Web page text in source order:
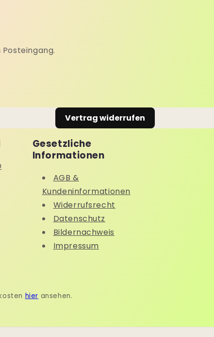
Vertrag widerrufen
Gesetzliche
Informationen
AGB &
Kundeninformationen
Widerrufsrecht
Datenschutz
Bildernachweis
Impressum
hier ansehen.